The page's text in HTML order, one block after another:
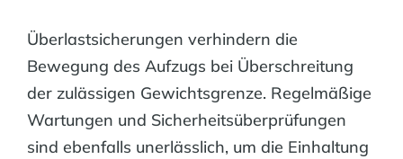
Überlastsicherungen verhindern die
Bewegung des Aufzugs bei Überschreitung
der zulässigen Gewichtsgrenze. Regelmäßige
Wartungen und Sicherheitsüberprüfungen
sind ebenfalls unerlässlich, um die Einhaltung